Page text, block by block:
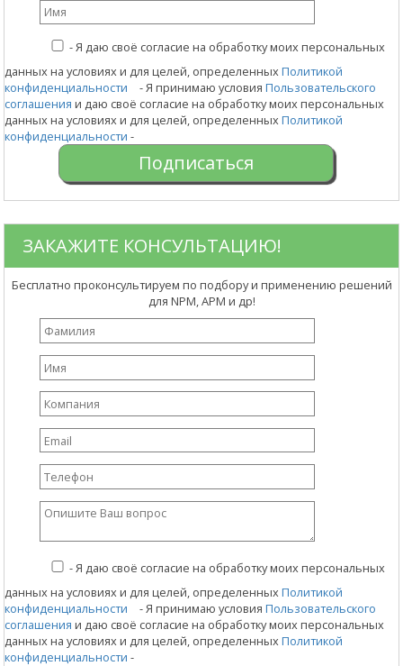
-Я даю своё согласие на обработку моих персональных
данных на условиях и для целей, определенныхПолитикой
конфиденциальности
- Я принимаю условияПользовательского
соглашения и даю своё согласие на обработку моих персональных
данных на условиях и для целей, определенныхПолитикой
конфиденциальности -
ЗАКАЖИТЕ КОНСУЛЬТАЦИЮ!
Бесплатно проконсультируем по подбору и применению решений
для NPM, APM и др!
-Я даю своё согласие на обработку моих персональных
данных на условиях и для целей, определенныхПолитикой
конфиденциальности
- Я принимаю условияПользовательского
соглашения и даю своё согласие на обработку моих персональных
данных на условиях и для целей, определенныхПолитикой
конфиденциальности -